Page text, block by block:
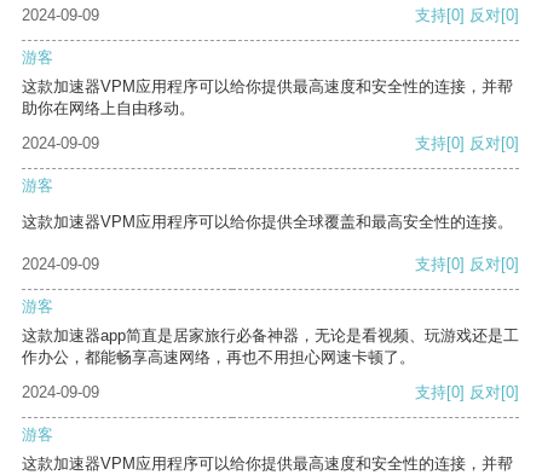
2024-09-09
支持[0] 反对[0]
游客
这款加速器VPM应用程序可以给你提供最高速度和安全性的连接，并帮
助你在网络上自由移动。
2024-09-09
支持[0] 反对[0]
游客
这款加速器VPM应用程序可以给你提供全球覆盖和最高安全性的连接。
2024-09-09 支持[0] 反对[0]
游客
这款加速器app简直是居家旅行必备神器，无论是看视频、玩游戏还是工
作办公，都能畅享高速网络，再也不用担心网速卡顿了。
2024-09-09
支持[0] 反对[0]
游客
这款加速器VPM应用程序可以给你提供最高速度和安全性的连接，并帮